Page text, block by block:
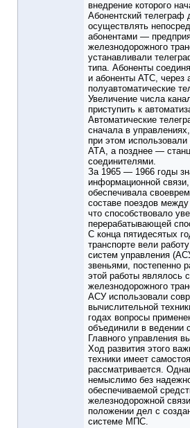
внедрение которого
Абонентский телеграф
осуществлять
абонентами —
железнодорожного
устанавливали
типа. Абоненты
и абоненты АТС, через
полуавтоматические
Увеличение числа
приступить к
Автоматические
сначала в
при этом
АТА, а позднее —
соединителями.
За 1965 — 1966 годы
информационной
обеспечивала
составе поездов
что способствовало
перерабатывающей
С конца пятидесятых
транспорте вели
систем управления
звеньями, постепенно
этой работы являлось
железнодорожного
АСУ использовали
вычислительной
годах вопросы
объединили в ведении
Главного управления
Ход развития этого
техники имеет
рассматривается.
немыслимо без
обеспечиваемой
железнодорожной
положении дел с
системе МПС.